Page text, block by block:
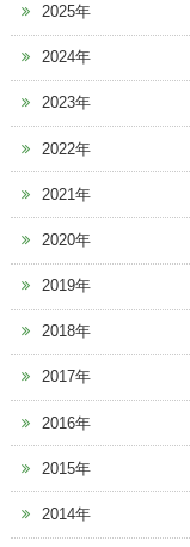
2025年
2024年
2023年
2022年
2021年
2020年
2019年
2018年
2017年
2016年
2015年
2014年